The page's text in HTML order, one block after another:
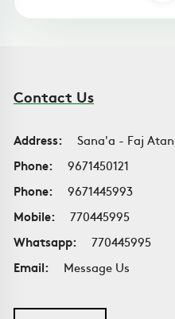
Contact Us
Address:
Sana'a - Faj
Phone:
9671450121
Phone:
9671445993
Mobile:
770445995
Whatsapp:
770445995
Email:
Message Us